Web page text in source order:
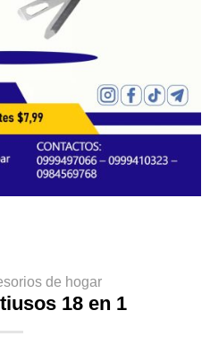
de hogar
18 en 1